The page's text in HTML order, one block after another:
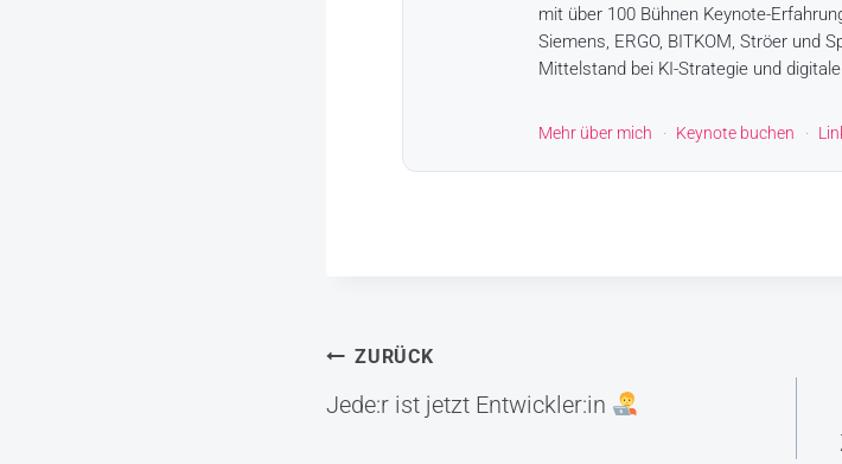
mit über 100 Bühnen Keynote-
Siemens, ERGO, BITKOM, Ströer und
Mittelstand bei KI-Strategie und
Mehr über mich · Keynote buchen ·
Beitragsnavigation
ZURÜCK
Jede:r ist jetzt Entwickler:in